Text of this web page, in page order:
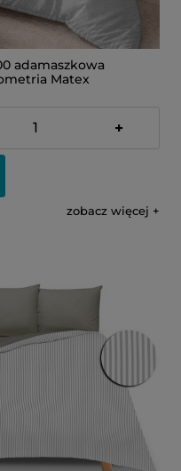
adamaszkowa
Matex
+
zobacz więcej